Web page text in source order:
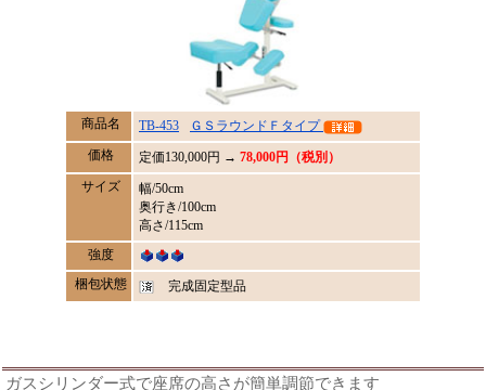
商品名 TB-453
ＧＳラウンドＦタイプ
価格
定価130,000円 → 78,000円（税別）
サイズ
幅/50cm
奥行き/100cm
高さ/115cm
強度
梱包状態
完成固定型品
ガスシリンダー式で座席の高さが簡単調節できます